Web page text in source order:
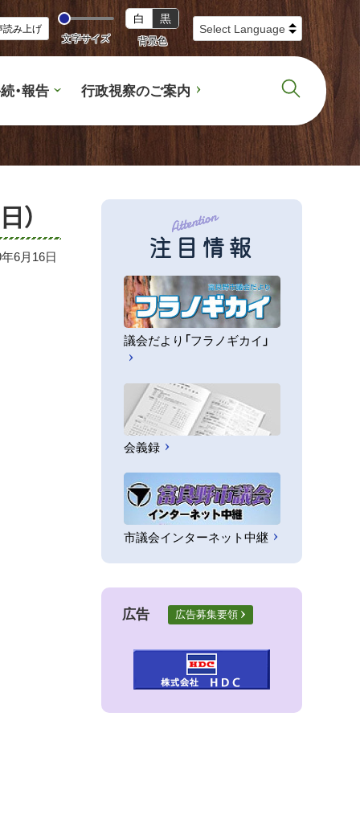
読み上げ
文字サイズ
背景色
白 黒
・報告 行政視察のご案内
）
6月16日 注目情報
議会だより「フラノギカイ」
会義録
市議会インターネット中継
広告 広告募集要領